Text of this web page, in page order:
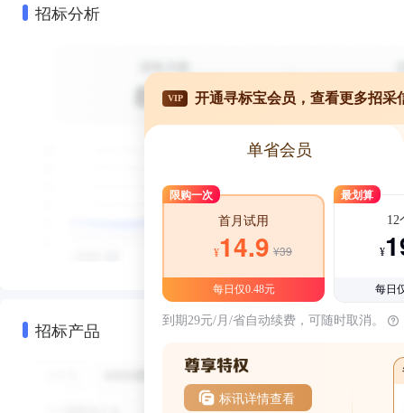
招标分析
招标产品
VIP 开通寻标宝会员，查看更多招采
单省会员
限购一次
首月试用
¥14.9 ¥39
每日仅0.48元
最划算
12
¥
每日
到期29元/月/省自动续费，可随时取消。
标讯详情查看